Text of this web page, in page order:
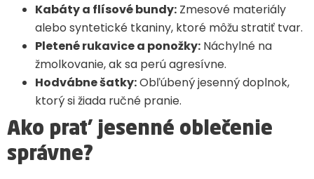
Kabáty a flísové bundy: Zmesové materiály
alebo syntetické tkaniny, ktoré môžu stratiť tvar.
Pletené rukavice a ponožky: Náchylné na
žmolkovanie, ak sa perú agresívne.
Hodvábne šatky:Obľúbený jesenný doplnok,
ktorý si žiada ručné pranie.
Ako prať jesenné oblečenie
správne?